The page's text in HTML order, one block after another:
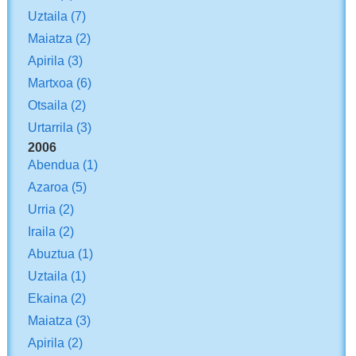
Uztaila (7)
Maiatza (2)
Apirila (3)
Martxoa (6)
Otsaila (2)
Urtarrila (3)
2006
Abendua (1)
Azaroa (5)
Urria (2)
Iraila (2)
Abuztua (1)
Uztaila (1)
Ekaina (2)
Maiatza (3)
Apirila (2)